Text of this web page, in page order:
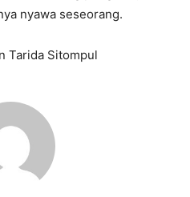
nyawa seseorang.
Tarida Sitompul